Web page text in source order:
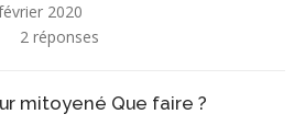
2020
2 réponses
mitoyené Que faire ?